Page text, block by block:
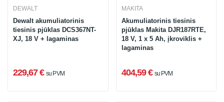
DEWALT
Dewalt akumuliatorinis
tiesinis pjūklas DCS367NT-
XJ, 18 V + lagaminas
229,67 € su PVM
MAKITA
Akumuliatorinis tiesinis
pjūklas Makita DJR187RTE,
18 V, 1 x 5 Ah, įkroviklis +
lagaminas
404,59 € su PVM